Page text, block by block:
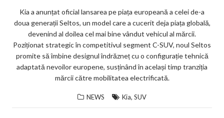
Kia a anunțat oficial lansarea pe piața europeană a celei de-a
doua generații Seltos, un model care a cucerit deja piața globală,
devenind al doilea cel mai bine vândut vehicul al mărcii.
Poziționat strategic în competitivul segment C-SUV, noul Seltos
promite să îmbine designul îndrăzneț cu o configurație tehnică
adaptată nevoilor europene, susținând în același timp tranziția
mărcii către mobilitatea electrificată.
NEWS Kia, SUV